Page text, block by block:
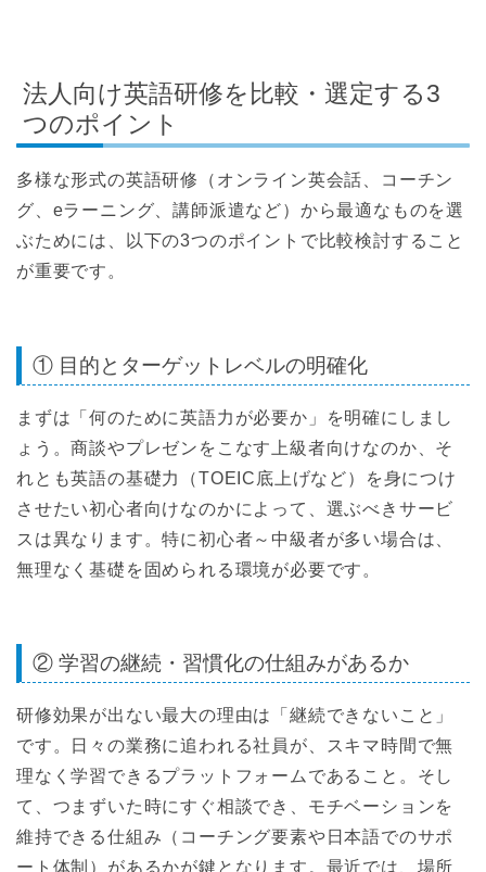
法人向け英語研修を比較・選定する3
つのポイント
多様な形式の英語研修（オンライン英会話、コーチン
グ、eラーニング、講師派遣など）から最適なものを選
ぶためには、以下の3つのポイントで比較検討すること
が重要です。
① 目的とターゲットレベルの明確化
まずは「何のために英語力が必要か」を明確にしまし
ょう。商談やプレゼンをこなす上級者向けなのか、そ
れとも英語の基礎力（TOEIC底上げなど）を身につけ
させたい初心者向けなのかによって、選ぶべきサービ
スは異なります。特に初心者～中級者が多い場合は、
無理なく基礎を固められる環境が必要です。
② 学習の継続・習慣化の仕組みがあるか
研修効果が出ない最大の理由は「継続できないこと」
です。日々の業務に追われる社員が、スキマ時間で無
理なく学習できるプラットフォームであること。そし
て、つまずいた時にすぐ相談でき、モチベーションを
維持できる仕組み（コーチング要素や日本語でのサポ
ート体制）があるかが鍵となります。最近では、場所